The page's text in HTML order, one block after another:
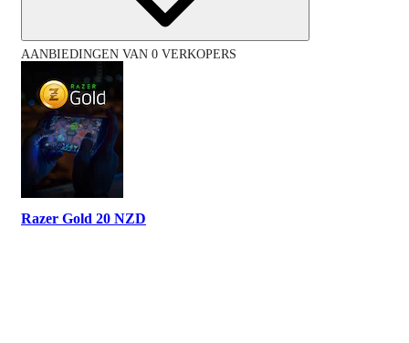
AANBIEDINGEN VAN 0 VERKOPERS
Razer Gold 20 NZD